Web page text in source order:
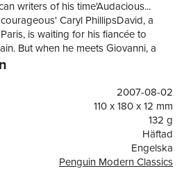
writers of his time'Audacious...
Caryl PhillipsDavid, a
is waiting for his fiancée to
But when he meets Giovanni, a
two men are drawn into an
Giovanni for a 'safe' future as a
that will bring tragedy.'Exquisite, a
daring' Guardian'Gorgeous,
knowledge and pain ... the greatest
generation' Colm Tóibín'A layered
... It is electric' Hilton Als
2007-08-02
110 x 180 x 12 mm
132 g
Häftad
Engelska
Penguin Modern Classics